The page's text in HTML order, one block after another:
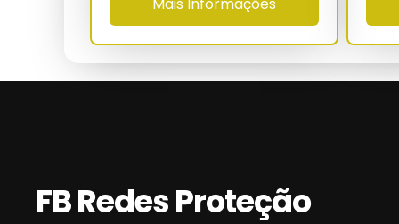
Ensaio UV
Ensaio de tração
FB Redes Proteção